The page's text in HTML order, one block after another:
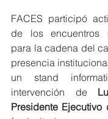
FACES participó
de los encuentros
para la cadena del
presencia
un stand
intervención de
Presidente Ejecutivo